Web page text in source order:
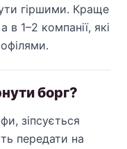
гіршими. Краще
в 1–2 компанії, які
борг?
зіпсується
передати на